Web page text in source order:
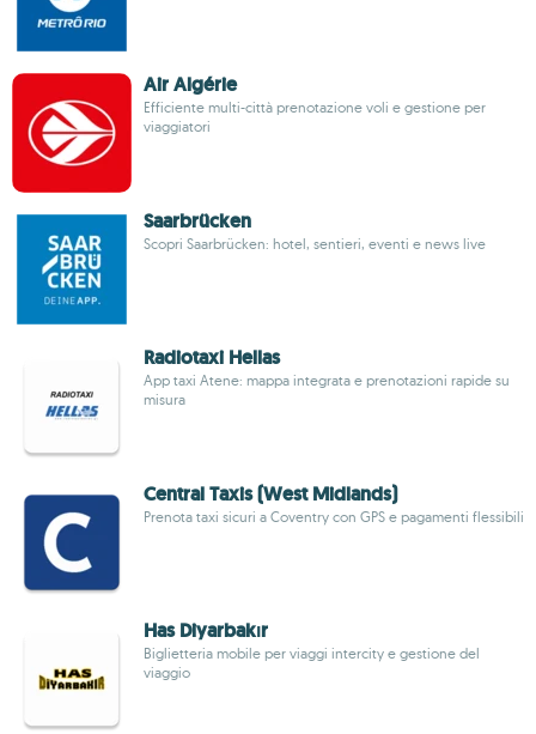
Air Algérie
Efficiente multi-città prenotazione voli e gestione per
viaggiatori
Saarbrücken
Scopri Saarbrücken: hotel, sentieri, eventi e news live
Radiotaxi Hellas
App taxi Atene: mappa integrata e prenotazioni rapide su
misura
Central Taxis (West Midlands)
Prenota taxi sicuri a Coventry con GPS e pagamenti flessibili
Has Diyarbakır
Biglietteria mobile per viaggi intercity e gestione del
viaggio